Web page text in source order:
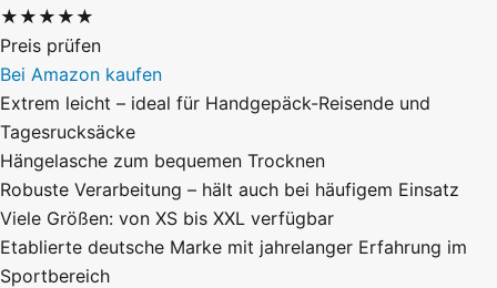
★★★★★
Preis prüfen
Bei Amazon kaufen
Extrem leicht – ideal für Handgepäck-Reisende und
Tagesrucksäcke
Hängelasche zum bequemen Trocknen
Robuste Verarbeitung – hält auch bei häufigem Einsatz
Viele Größen: von XS bis XXL verfügbar
Etablierte deutsche Marke mit jahrelanger Erfahrung im
Sportbereich